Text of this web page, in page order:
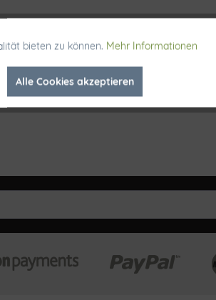
Aktiv
Inaktiv
bieten zu können. Mehr Informationen
Alle Cookies akzeptieren